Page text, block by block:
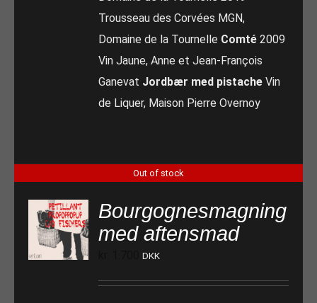
Trousseau des Corvées MGN,
Domaine de la Tournelle Comté 2009
Vin Jaune, Anne et Jean-François
Ganevat Jordbær med pistache Vin
de Liquer, Maison Pierre Overnoy
Out of stock
Bourgognesmagning
med aftensmad
DKK